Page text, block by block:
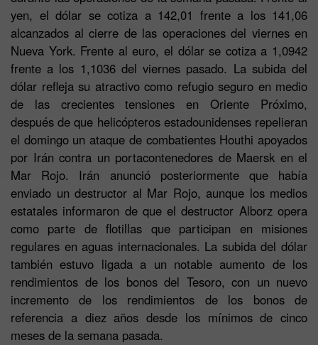
yen, el dólar se cotiza a 142,01 frente a los 141,06
alcanzados al cierre de las operaciones del viernes en
Nueva York. Frente al euro, el dólar se cotiza a 1,0942
frente a los 1,1036 del viernes pasado. La subida del
dólar refleja su atractivo como refugio seguro en medio
de las crecientes tensiones en Oriente Próximo,
después de que helicópteros estadounidenses repelieran
el domingo un ataque de combatientes Houthi apoyados
por Irán contra un portacontenedores de Maersk en el
Mar Rojo. Irán anunció posteriormente que había
enviado un destructor al Mar Rojo, aunque los medios
estatales informaron de que el destructor Alborz opera
como parte de flotillas que participan en misiones
regulares en aguas internacionales. La subida del dólar
también estuvo ligada a un notable aumento de los
rendimientos de los bonos del Tesoro, con un nuevo
incremento de los rendimientos de los bonos de
referencia a diez años desde los mínimos de cinco
meses de la semana pasada.